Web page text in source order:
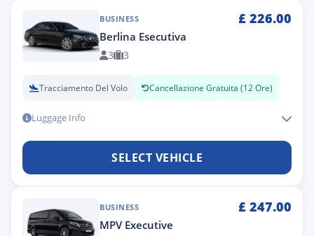
BUSINESS £ 226.00
Berlina Esecutiva
3 3
Tracciamento Del Volo Cancellazione Gratuita (12 Ore)
Luggage Info
SELECT VEHICLE
BUSINESS £ 247.00
MPV Executive